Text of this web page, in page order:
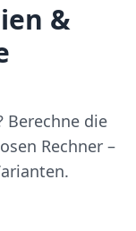
&
Berechne die
Rechner –